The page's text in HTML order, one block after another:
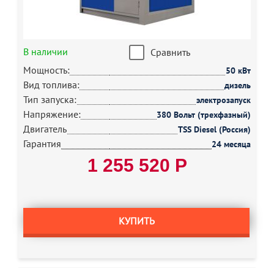
В наличии
Сравнить
Мощность:
50 кВт
Вид топлива: дизель
Тип запуска: электрозапуск
Напряжение: 380 Вольт (трехфазный)
Двигатель TSS Diesel (Россия)
Гарантия 24 месяца
1 255 520 Р
КУПИТЬ